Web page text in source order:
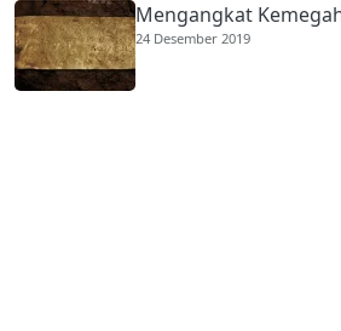
Mengangkat
24 Desember 2019